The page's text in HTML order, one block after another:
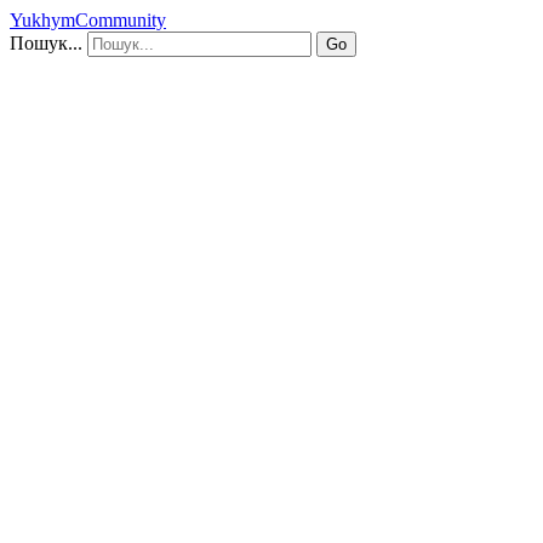
YukhymCommunity
Пошук...
Go